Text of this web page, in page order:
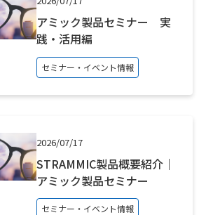
アミック製品セミナー 実
践・活用編
セミナー・イベント情報
2026/07/17
STRAMMIC製品概要紹介｜
アミック製品セミナー
セミナー・イベント情報